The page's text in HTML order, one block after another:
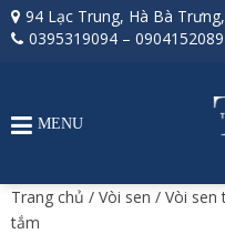
94 Lạc Trung, Hà Bà
0395319094 – 0904152089
MENU
Trang chủ / Vòi sen / Vòi sen
tắm